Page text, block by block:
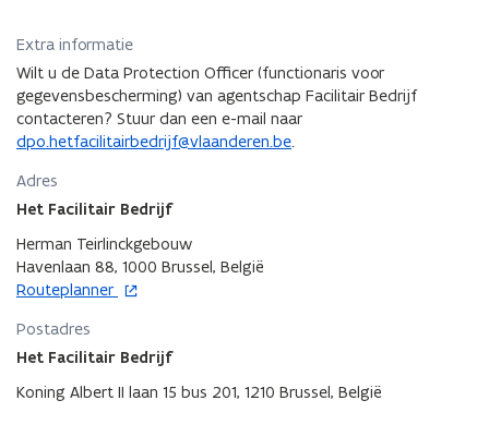
Extra informatie
Wilt u de Data Protection Officer (functionaris voor
gegevensbescherming) van agentschap Facilitair Bedrijf
contacteren? Stuur dan een e-mail naar
dpo.hetfacilitairbedrijf@vlaanderen.be.
Adres
Het Facilitair Bedrijf
Herman Teirlinckgebouw
Havenlaan 88, 1000 Brussel, België
Routeplanner
o
e
n
i
Postadres
Het Facilitair Bedrijf
Koning Albert II laan 15 bus 201, 1210 Brussel, België